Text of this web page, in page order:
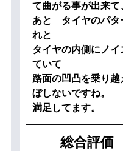
て曲がる事が出来て
あと タイヤのパタ
れと
タイヤの内側にノ
ていて
路面の凹凸を乗り
ぼしないですね。
満足してます。
総合評価